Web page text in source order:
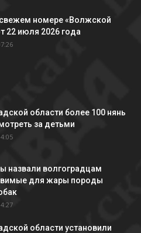
свежем номере «Волжской
22 июля 2026 года
области более 100 нянь
за детьми
назвали волгоградцам
для жары породы
области установили